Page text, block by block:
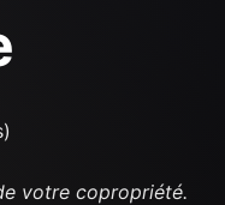
votre copropriété.